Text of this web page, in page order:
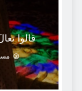
قالوا